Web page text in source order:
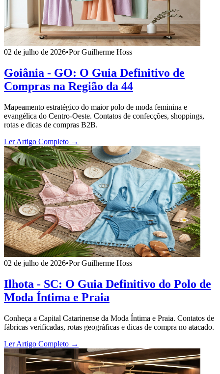
02 de julho de 2026•Por Guilherme Hoss
Goiânia - GO: O Guia Definitivo de
Compras na Região da 44
Mapeamento estratégico do maior polo de moda feminina e
evangélica do Centro-Oeste. Contatos de confecções, shoppings,
rotas e dicas de compras B2B.
Ler Artigo Completo →
02 de julho de 2026•Por Guilherme Hoss
Ilhota - SC: O Guia Definitivo do Polo de
Moda Íntima e Praia
Conheça a Capital Catarinense da Moda Íntima e Praia. Contatos de
fábricas verificadas, rotas geográficas e dicas de compra no atacado.
Ler Artigo Completo →